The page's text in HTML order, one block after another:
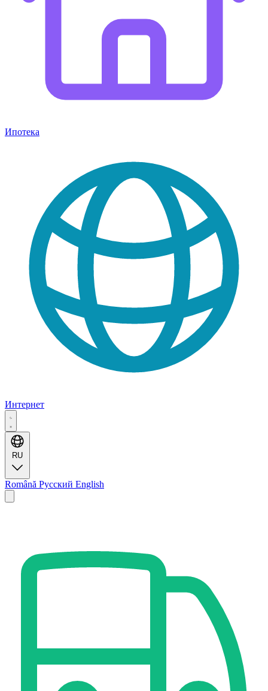
Ипотека
Интернет
RU
Română Русский English